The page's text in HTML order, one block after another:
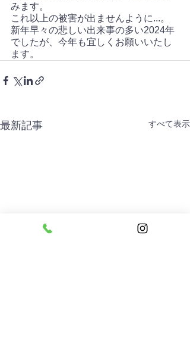
みます。
これ以上の被害が出ませんように...。
新年早々の悲しい出来事の多い2024年
でしたが、今年も宜しくお願いいたし
ます。
最新記事 すべて表示